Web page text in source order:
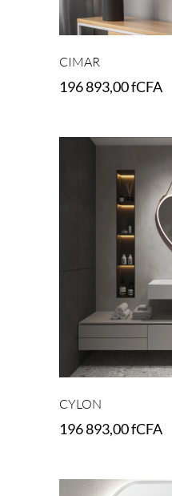
CIMAR
196 893,00fCFA
CYLON
196 893,00fCFA